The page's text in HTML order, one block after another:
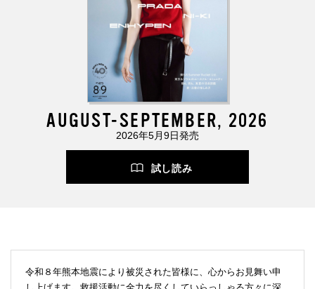
AUGUST-SEPTEMBER, 2026
2026年5月9日発売
試し読み
令和８年熊本地震により被災された皆様に、心からお見舞い申